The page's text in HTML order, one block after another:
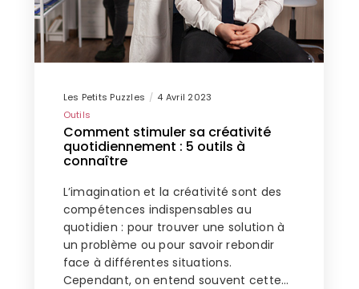
Les Petits Puzzles
4 Avril 2023
Outils
Comment stimuler sa créativité
quotidiennement : 5 outils à
connaître
L’imagination et la créativité sont des
compétences indispensables au
quotidien : pour trouver une solution à
un problème ou pour savoir rebondir
face à différentes situations.
Cependant, on entend souvent cette…